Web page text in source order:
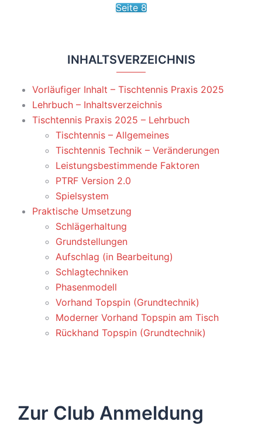
Seite 8
INHALTSVERZEICHNIS
Vorläufiger Inhalt – Tischtennis Praxis 2025
Lehrbuch – Inhaltsverzeichnis
Tischtennis Praxis 2025 – Lehrbuch
Tischtennis – Allgemeines
Tischtennis Technik – Veränderungen
Leistungsbestimmende Faktoren
PTRF Version 2.0
Spielsystem
Praktische Umsetzung
Schlägerhaltung
Grundstellungen
Aufschlag (in Bearbeitung)
Schlagtechniken
Phasenmodell
Vorhand Topspin (Grundtechnik)
Moderner Vorhand Topspin am Tisch
Rückhand Topspin (Grundtechnik)
Zur Club Anmeldung